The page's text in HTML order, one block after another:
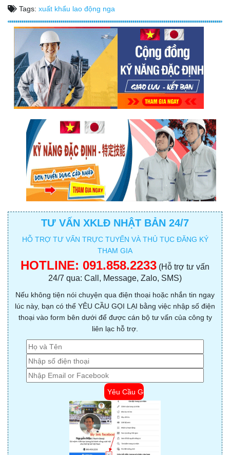
Tags: xuất khẩu lao động nga
TƯ VẤN XKLĐ NHẬT BẢN 24/7
HỖ TRỢ TƯ VẤN TRỰC TUYẾN VÀ THỦ TỤC ĐĂNG KÝ
THAM GIA
HOTLINE: 091.858.2233 (Hỗ trợ tư vấn
24/7 qua: Call, Message, Zalo, SMS)
Nếu không tiện nói chuyện qua điện thoại hoặc nhắn tin ngay
lúc này, bạn có thể YÊU CẦU GỌI LẠI bằng việc nhập số điện
thoại vào form bên dưới để được cán bộ tư vấn của công ty
liên lạc hỗ trợ.